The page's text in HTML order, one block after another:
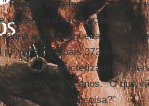
Renato
se refere ao corte do
se seguiu a escavação do
e churrasqueira. E
para os atuais 372 m². "Tem
tão descaracterizado?",
Eduardo
, de 31 anos. "O que
como era a coisa?"